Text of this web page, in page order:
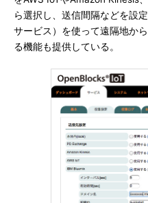
ら選択し、送信間隔などを設
サービス）を使って遠隔地か
る機能も提供している。